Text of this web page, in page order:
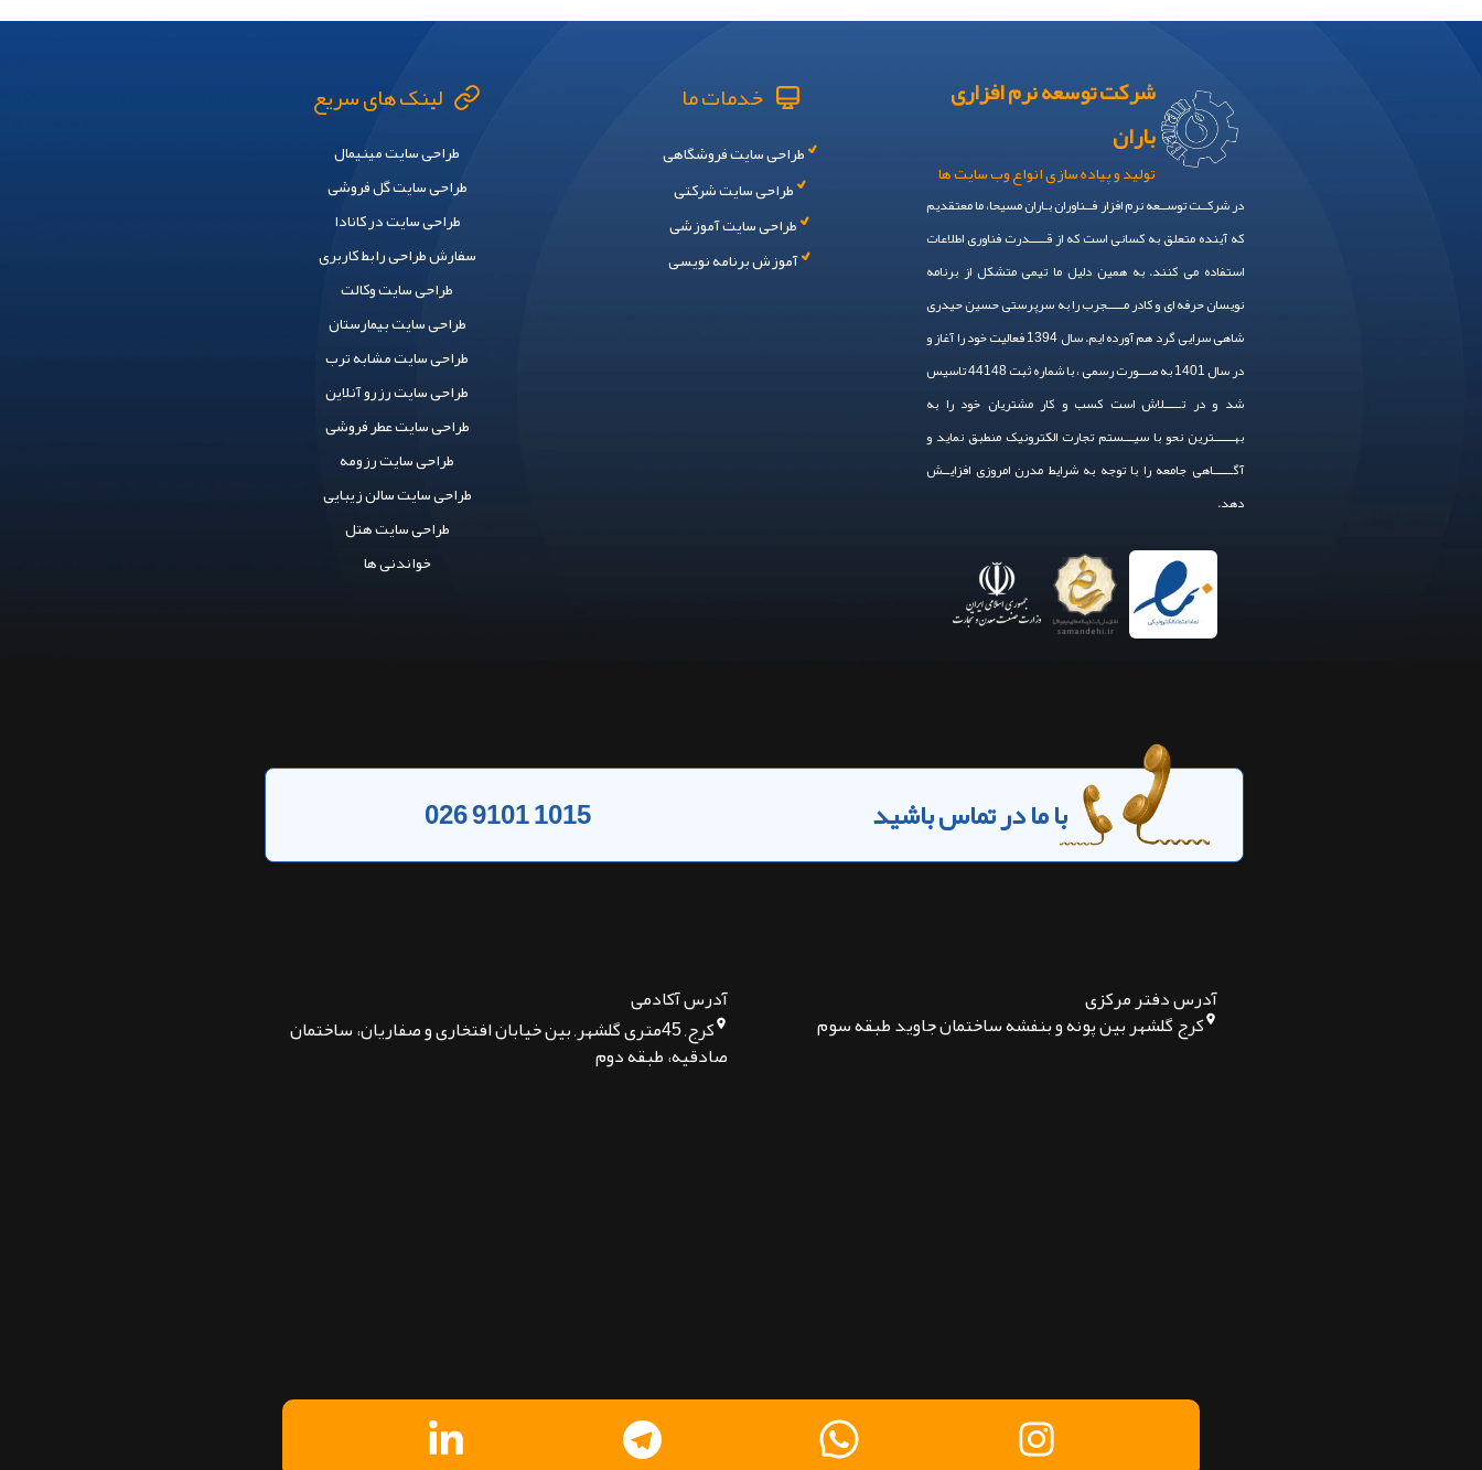
شرکت توسعه نرم افزاری
باران
تولید و پیاده سازی انواع وب سایت ها
در شرکــت توســعه نرم افزار فــناوران بـاران مسیحا، ما معتقدیم
که آینده متعلق به کسانی است که از قـــــدرت فناوری اطلاعات
استفاده می کنند. به همین دلیل ما تیمی متشکل از برنامه
نویسان حرفه ای و کادر مـــــجرب را به سرپرستی حسین حیدری
شاهی سرایی گرد هم آورده ایم. سال 1394 فعالیت خود را آغاز و
در سال 1401 به صـــورت رسمی ، با شماره ثبت 44148 تاسیس
شد و در تـــــلاش است کسب و کار مشتریان خود را به
بهــــــترین نحو با سیـــستم تجارت الکترونیک منطبق نماید و
آگــــــاهی جامعه را با توجه به شرایط مدرن امروزی افزایــش
دهد.
خدمات ما
طراحی سایت فروشگاهی
طراحی سایت شرکتی
طراحی سایت آموزشی
آموزش برنامه نویسی
لینک های سریع
طراحی سایت مینیمال
طراحی سایت گل فروشی
طراحی سایت در کانادا
سفارش طراحی رابط کاربری
طراحی سایت وکالت
طراحی سایت بیمارستان
طراحی سایت مشابه ترب
طراحی سایت رزرو آنلاین
طراحی سایت عطر فروشی
طراحی سایت رزومه
طراحی سایت سالن زیبایی
طراحی سایت هتل
خواندنی ها
با ما در تماس باشید 026 9101 1015
آدرس دفتر مرکزی
کرج گلشهر بین پونه و بنفشه ساختمان جاوید طبقه سوم
آدرس آکادمی
کرج, 45متری گلشهر, بین خیابان افتخاری و صفاریان، ساختمان
صادقیه، طبقه دوم
پیام در تلگرام